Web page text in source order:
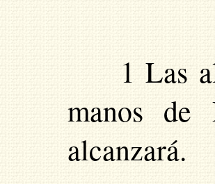
1 Las
manos
alcanzará.